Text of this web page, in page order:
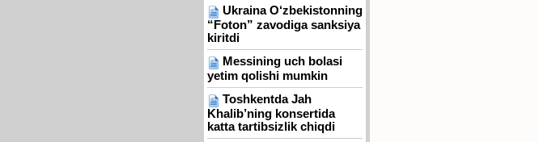
Ukraina O‘zbekistonning
“Foton” zavodiga sanksiya
kiritdi
Messining uch bolasi
yetim qolishi mumkin
Toshkentda Jah
Khalib’ning konsertida
katta tartibsizlik chiqdi